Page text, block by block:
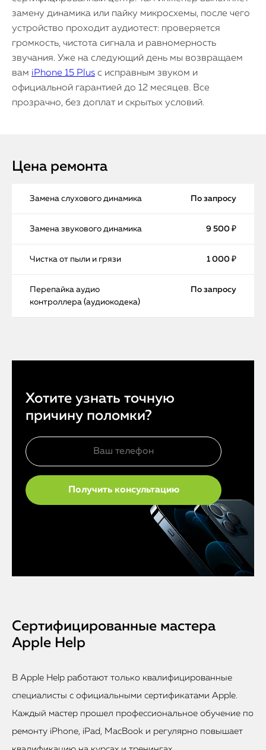
замену динамика или пайку микросхемы, после чего
устройство проходит аудиотест: проверяется
громкость, чистота сигнала и равномерность
звучания. Уже на следующий день мы возвращаем
вам iPhone 15 Plus с исправным звуком и
официальной гарантией до 12 месяцев. Все
прозрачно, без доплат и скрытых условий.
Цена ремонта
Замена слухового динамика По запросу
Замена звукового динамика 9 500 ₽
Чистка от пыли и грязи 1 000 ₽
Перепайка аудио
контроллера (аудиокодека)
По запросу
Хотите узнать точную
причину поломки?
Сертифицированные мастера
Apple Help
В Apple Help работают только квалифицированные
специалисты с официальными сертификатами Apple.
Каждый мастер прошел профессиональное обучение по
ремонту iPhone, iPad, MacBook и регулярно повышает